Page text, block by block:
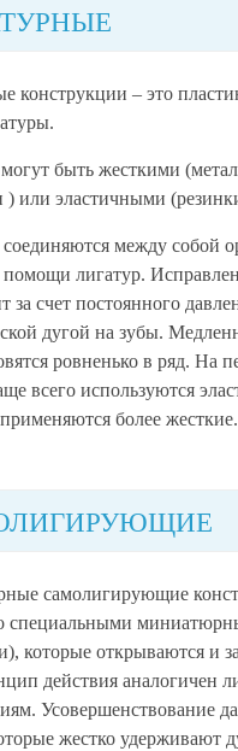
конструкции – это
быть жесткими
) или эластичными
между собой
лигатур.
за счет постоянного
дугой на зубы.
ровненько в ряд. На
всего используются
более жесткие.
самолигирующие
специальными
которые открываются и
действия аналогичен
Усовершенствование
жестко удерживают